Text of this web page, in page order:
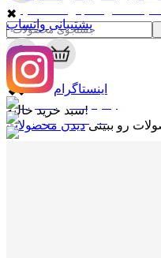
✖
0
✖
سبد خرید خالیه!
رو ببینی
پشتیبانی واتساپ
اینستاگرام